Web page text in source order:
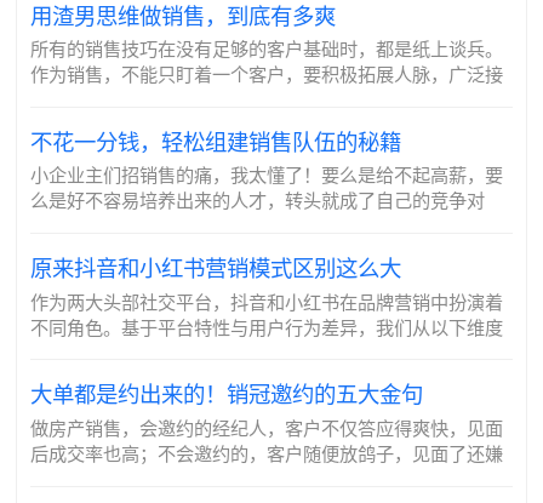
用渣男思维做销售，到底有多爽
所有的销售技巧在没有足够的客户基础时，都是纸上谈兵。
作为销售，不能只盯着一个客户，要积极拓展人脉，广泛接
个可能的机会。就像“渣”起来的时候，身边总是...
不花一分钱，轻松组建销售队伍的秘籍
小企业主们招销售的痛，我太懂了！要么是给不起高薪，要
么是好不容易培养出来的人才，转头就成了自己的竞争对
分分钟就能秒变招聘大神！首先，把招聘销售改...
原来抖音和小红书营销模式区别这么大
作为两大头部社交平台，抖音和小红书在品牌营销中扮演着
不同角色。基于平台特性与用户行为差异，我们从以下维度
大单都是约出来的！销冠邀约的五大金句
做房产销售，会邀约的经纪人，客户不仅答应得爽快，见面
后成交率也高；不会邀约的，客户随便放鸽子，见面了还嫌